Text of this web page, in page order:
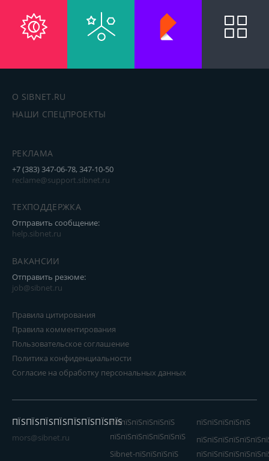
О SIBNET.RU
НАШИ СПЕЦПРОЕКТЫ
РЕКЛАМА
+7 (383) 347-06-78, 347-10-50
reclame@support.sibnet.ru
ТЕХПОДДЕРЖКА
Отправить сообщение:
help.sibnet.ru
ВАКАНСИИ
Отправить резюме:
job@sibnet.ru
Правила цитирования
Правила комментирования
Пользовательское соглашение
Политика конфиденциальности
Согласие на обработку персональных данных
ПЇЅПЇЅПЇЅПЇЅПЇЅПЇЅПЇЅПЇЅ
mors@sibnet.ru
пїЅпїЅпїЅпїЅпїЅпїЅ
пїЅпїЅпїЅпїЅпїЅпїЅпїЅ
Sibnet-пїЅпїЅпїЅпїЅ
пїЅпїЅпїЅпїЅпїЅ